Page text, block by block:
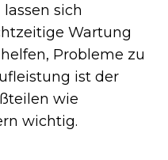
sich
Wartung
Probleme zu
ist der
wie
wichtig.